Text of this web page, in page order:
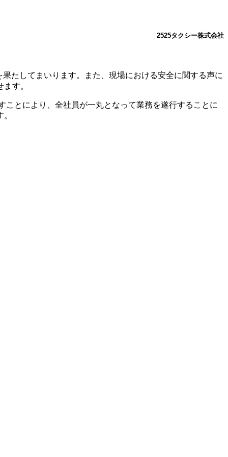
2525タクシー株式会社
たしてまいります。また、現場における安全に関する声に
す。
とにより、全社員が一丸となって業務を遂行することに